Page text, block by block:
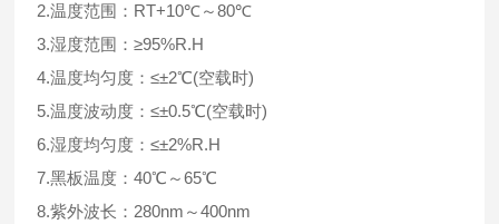
2.温度范围：RT+10℃～80℃
3.湿度范围：≥95%R.H
4.温度均匀度：≤±2℃(空载时)
5.温度波动度：≤±0.5℃(空载时)
6.湿度均匀度：≤±2%R.H
7.黑板温度：40℃～65℃
8.紫外波长：280nm～400nm